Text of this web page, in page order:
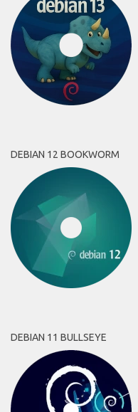
DEBIAN 12 BOOKWORM
DEBIAN 11 BULLSEYE